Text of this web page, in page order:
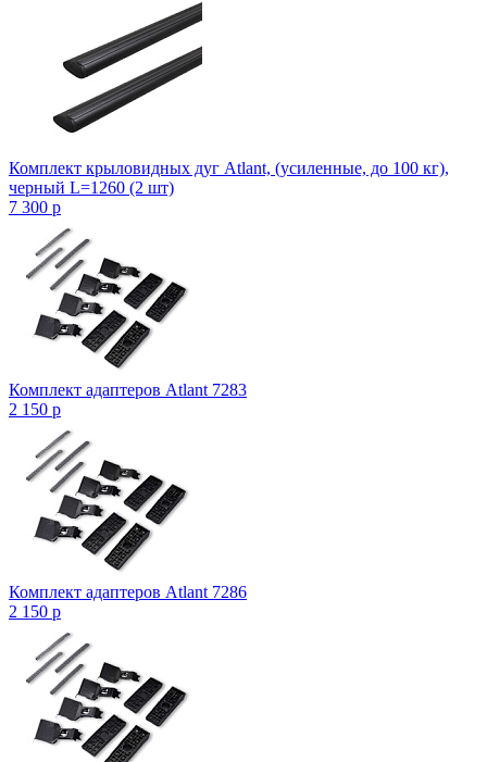
Комплект крыловидных дуг Atlant, (усиленные, до 100 кг),
черный L=1260 (2 шт)
7 300 p
Комплект адаптеров Atlant 7283
2 150 p
Комплект адаптеров Atlant 7286
2 150 p